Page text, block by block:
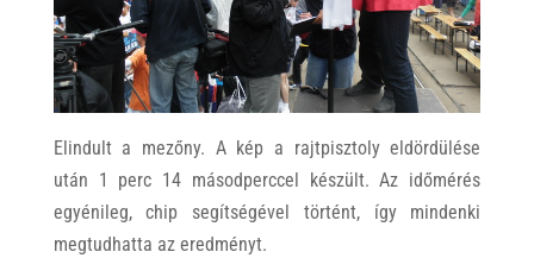
Elindult a mezőny. A kép a rajtpisztoly eldördülése
után 1 perc 14 másodperccel készült. Az időmérés
egyénileg, chip segítségével történt, így mindenki
megtudhatta az eredményt.